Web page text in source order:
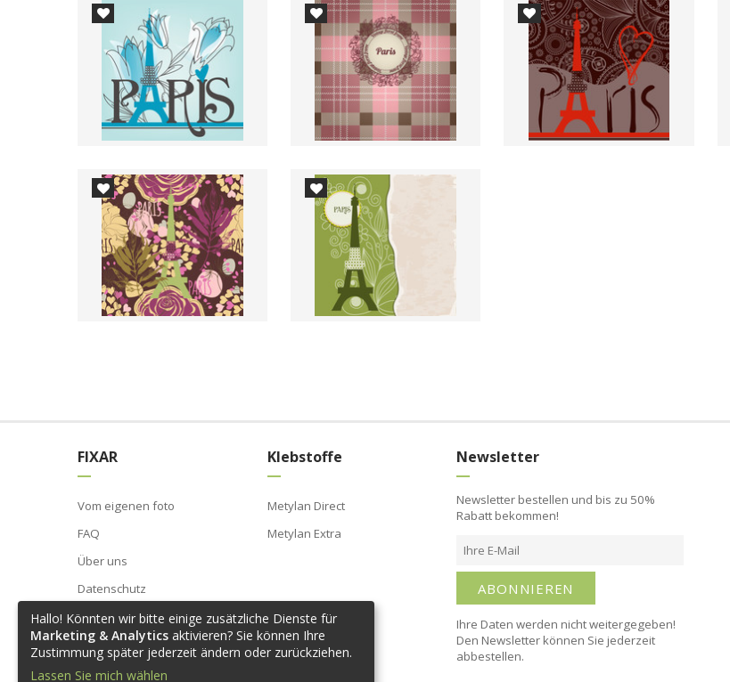
FIXAR
Vom eigenen foto
FAQ
Über uns
Datenschutz
AGB
Impressum
Widerrufsbelehrung
Klebstoffe
Metylan Direct
Metylan Extra
Newsletter
Newsletter bestellen und bis zu 50%
Rabatt bekommen!
ABONNIEREN
Ihre Daten werden nicht weitergegeben!
Den Newsletter können Sie jederzeit
abbestellen.
Hallo! Könnten wir bitte einige zusätzliche Dienste für
Marketing & Analytics aktivieren? Sie können Ihre
Zustimmung später jederzeit ändern oder zurückziehen.
Lassen Sie mich wählen